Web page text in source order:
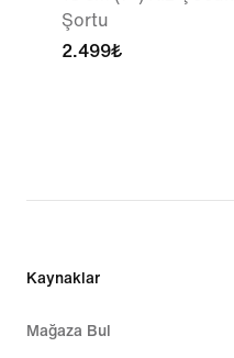
Şortu
2.499₺
Kaynaklar
Mağaza Bul